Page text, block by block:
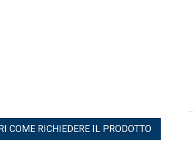
COME RICHIEDERE IL PRODOTTO